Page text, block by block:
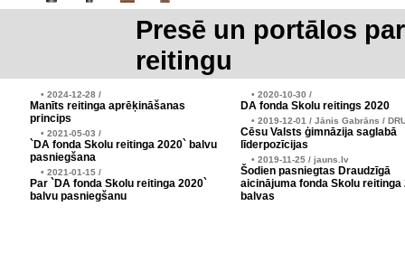
Presē un portālos
reitingu
• 2024-12-28 /
Manīts reitinga aprēķināšanas
princips
• 2021-05-03 /
`DA fonda Skolu reitinga 2020` balvu
pasniegšana
• 2021-01-15 /
Par `DA fonda Skolu reitinga 2020`
balvu pasniegšanu
• 2020-10-30 /
DA fonda Skolu reitings 2020
• 2019-12-01 / Jānis Gabrāns /
Cēsu Valsts ģimnāzija saglabā
līderpozīcijas
• 2019-11-25 / jauns.lv
Šodien pasniegtas Draudzīgā
aicinājuma fonda Skolu reitinga
balvas